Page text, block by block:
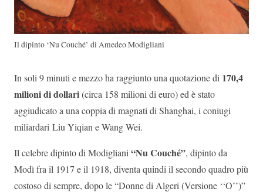
Il dipinto ‘Nu Couché’ di Amedeo Modigliani
In soli 9 minuti e mezzo ha raggiunto una quotazione di 170,4
milioni di dollari(circa 158 milioni di euro) ed è stato
aggiudicato a una coppia di magnati di Shanghai, i coniugi
miliardari Liu Yiqian e Wang Wei.
Il celebre dipinto di Modigliani “Nu Couché”, dipinto da
Modì fra il 1917 e il 1918, diventa quindi il secondo quadro più
costoso di sempre, dopo le “Donne di Algeri (Versione ‘‘O’’)”